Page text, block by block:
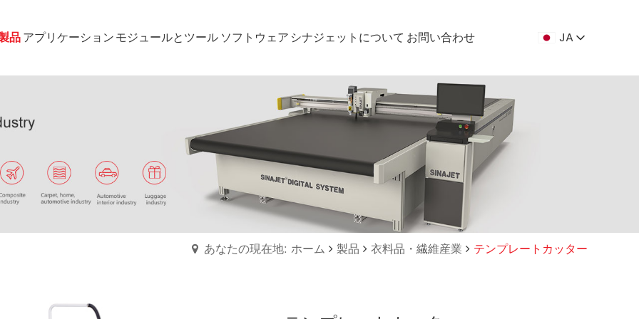
品アプリケーションモジュールとツールソフトウェアシナジェットについて お問い合わせ JA
あなたの現在地: ホーム 製品 衣料品・繊維産業 テンプレートカッター